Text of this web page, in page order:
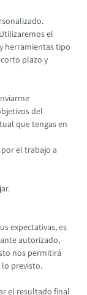
el
herramientas tipo
plazo y
del
que tengas en
el trabajo a
expectativas, es
autorizado,
nos permitirá
previsto.
el resultado final